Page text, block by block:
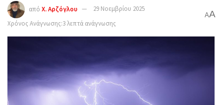
από Χ. Αρζόγλου
29 Νοεμβρίου 2025
Χρόνος Ανάγνωσης:3 λεπτά ανάγνωσης
AA